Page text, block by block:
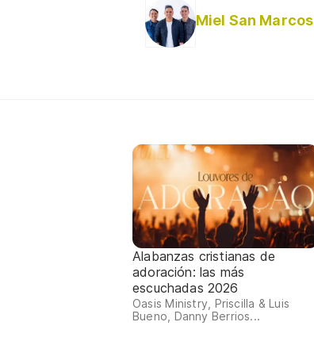
Miel San Marcos
Alabanzas cristianas de
adoración: las más
escuchadas 2026
Oasis Ministry, Priscilla & Luis
Bueno, Danny Berrios...